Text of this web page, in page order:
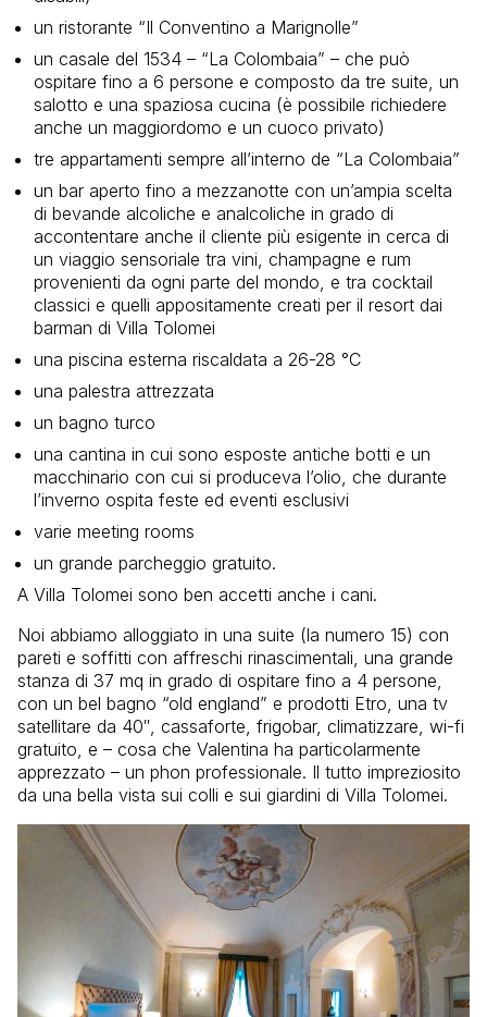
un ristorante “Il Conventino a Marignolle”
un casale del 1534 – “La Colombaia” – che può
ospitare fino a 6 persone e composto da tre suite, un
salotto e una spaziosa cucina (è possibile richiedere
anche un maggiordomo e un cuoco privato)
tre appartamenti sempre all’interno de “La Colombaia”
un bar aperto fino a mezzanotte con un’ampia scelta
di bevande alcoliche e analcoliche in grado di
accontentare anche il cliente più esigente in cerca di
un viaggio sensoriale tra vini, champagne e rum
provenienti da ogni parte del mondo, e tra cocktail
classici e quelli appositamente creati per il resort dai
barman di Villa Tolomei
una piscina esterna riscaldata a 26-28 °C
una palestra attrezzata
un bagno turco
una cantina in cui sono esposte antiche botti e un
macchinario con cui si produceva l’olio, che durante
l’inverno ospita feste ed eventi esclusivi
varie meeting rooms
un grande parcheggio gratuito.
A Villa Tolomei sono ben accetti anche i cani.
Noi abbiamo alloggiato in una suite (la numero 15) con
pareti e soffitti con affreschi rinascimentali, una grande
stanza di 37 mq in grado di ospitare fino a 4 persone,
con un bel bagno “old england” e prodotti Etro, una tv
satellitare da 40″, cassaforte, frigobar, climatizzare, wi-fi
gratuito, e – cosa che Valentina ha particolarmente
apprezzato – un phon professionale. Il tutto impreziosito
da una bella vista sui colli e sui giardini di Villa Tolomei.